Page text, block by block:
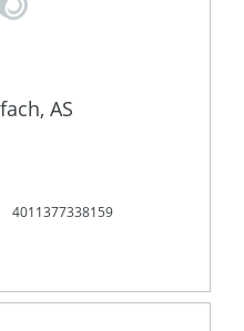
AS
4011377338159